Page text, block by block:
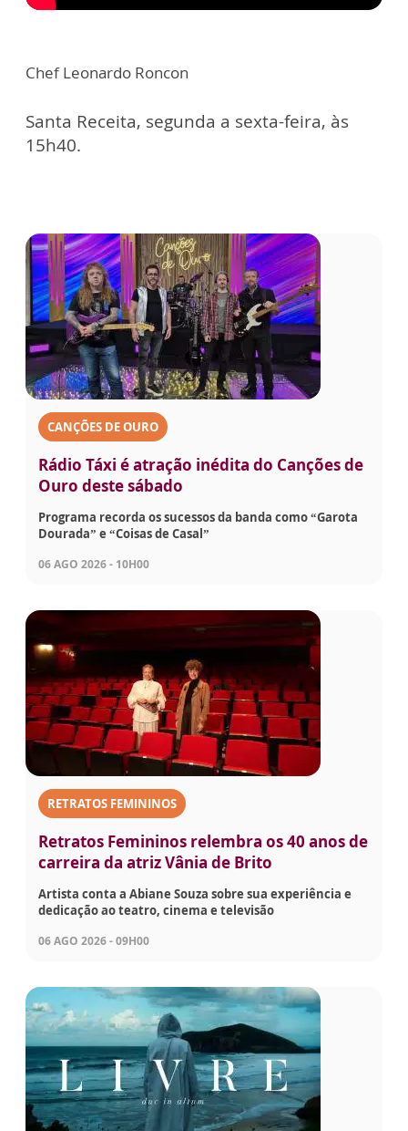
Chef Leonardo Roncon
Santa Receita, segunda a sexta-feira, às
15h40.
CANÇÕES DE OURO
Rádio Táxi é atração inédita do Canções de
Ouro deste sábado
Programa recorda os sucessos da banda como “Garota
Dourada” e “Coisas de Casal”
06 AGO 2026 - 10H00
RETRATOS FEMININOS
Retratos Femininos relembra os 40 anos de
carreira da atriz Vânia de Brito
Artista conta a Abiane Souza sobre sua experiência e
dedicação ao teatro, cinema e televisão
06 AGO 2026 - 09H00